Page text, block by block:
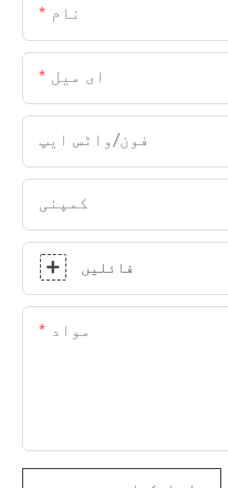
نام
ای میل
فون/واٹس ایپ
کمپنی
فائلیں
مواد